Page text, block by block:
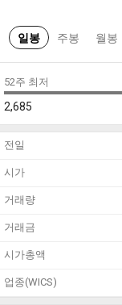
일봉 주봉 월봉
52주 최저
2,685
전일
시가
거래량
거래금
시가총액
업종(WICS)